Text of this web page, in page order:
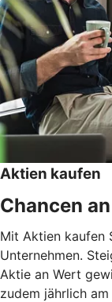
Aktien kaufen
Chancen
Mit Aktien kaufen
Unternehmen.
Aktie an Wert
zudem jährlich